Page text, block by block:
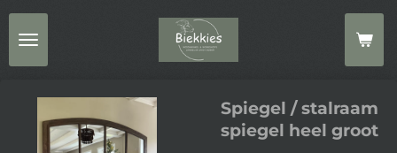
Ga
direct
naar
hoofdinhoud
Spiegel / stalraam
spiegel heel groot